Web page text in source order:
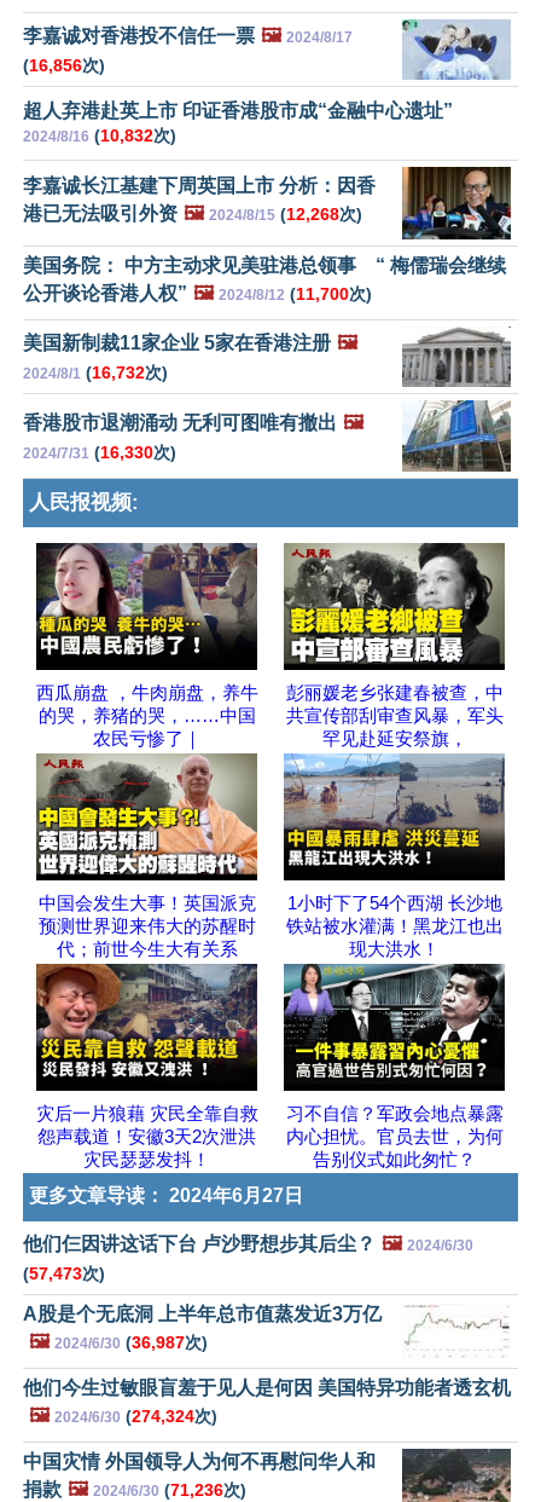
李嘉诚对香港投不信任一票 🖼️ 2024/8/17
(16,856次)
超人弃港赴英上市 印证香港股市成“金融中心遗址”
2024/8/16 (10,832次)
李嘉诚长江基建下周英国上市 分析：因香
港已无法吸引外资 🖼️ 2024/8/15 (12,268次)
美国务院： 中方主动求见美驻港总领事 “ 梅儒瑞会继续
公开谈论香港人权” 🖼️ 2024/8/12 (11,700次)
美国新制裁11家企业 5家在香港注册 🖼️
2024/8/1 (16,732次)
香港股市退潮涌动 无利可图唯有撤出 🖼️
2024/7/31 (16,330次)
人民报视频:
西瓜崩盘 ，牛肉崩盘，养牛
的哭，养猪的哭，……中国
农民亏惨了｜
彭丽媛老乡张建春被查，中
共宣传部刮审查风暴，军头
罕见赴延安祭旗，
中国会发生大事！英国派克
预测世界迎来伟大的苏醒时
代；前世今生大有关系
1小时下了54个西湖 长沙地
铁站被水灌满！黑龙江也出
现大洪水！
灾后一片狼藉 灾民全靠自救
怨声载道！安徽3天2次泄洪
灾民瑟瑟发抖！
习不自信？军政会地点暴露
内心担忧。官员去世，为何
告别仪式如此匆忙？
更多文章导读： 2024年6月27日
他们仨因讲这话下台 卢沙野想步其后尘？ 🖼️ 2024/6/30
(57,473次)
A股是个无底洞 上半年总市值蒸发近3万亿
🖼️ 2024/6/30 (36,987次)
他们今生过敏眼盲羞于见人是何因 美国特异功能者透玄机
🖼️ 2024/6/30 (274,324次)
中国灾情 外国领导人为何不再慰问华人和
捐款 🖼️ 2024/6/30 (71,236次)